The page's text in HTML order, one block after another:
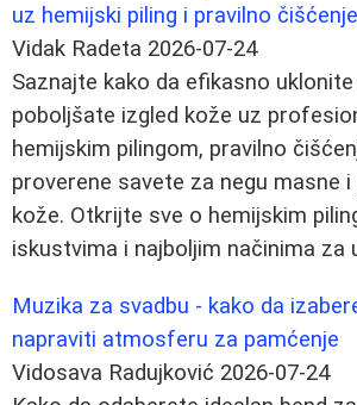
uz hemijski piling i pravilno
Vidak Radeta 2026-07-24
Saznajte kako da efikasno uklonite
poboljšate izgled kože uz
hemijskim pilingom, pravilno
proverene savete za negu masne
kože. Otkrijte sve o hemijskim
iskustvima i najboljim načinima za
Muzika za svadbu - kako da
napraviti atmosferu za pamćenje
Vidosava Radujković 2026-07-24